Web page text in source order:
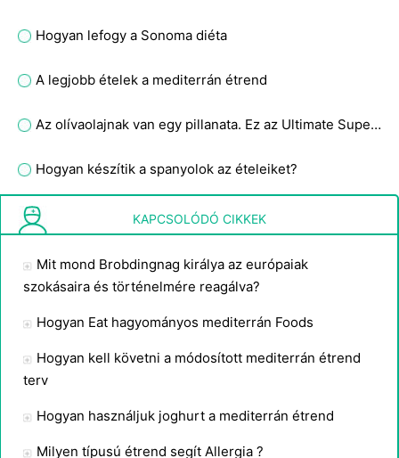
Hogyan lefogy a Sonoma diéta
A legjobb ételek a mediterrán étrend
Az olívaolajnak van egy pillanata. Ez az Ultimate Superfood?
Hogyan készítik a spanyolok az ételeiket?
Omega- 6 TényekKAPCSOLÓDÓ CIKKEK
Mit mond Brobdingnag királya az európaiak
szokásaira és történelmére reagálva?
Hogyan Eat hagyományos mediterrán Foods
Hogyan kell követni a módosított mediterrán étrend
terv
Hogyan használjuk joghurt a mediterrán étrend
Milyen típusú étrend segít Allergia ?